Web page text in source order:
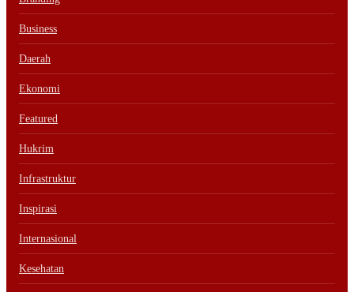
Business
Daerah
Ekonomi
Featured
Hukrim
Infrastruktur
Inspirasi
Internasional
Kesehatan